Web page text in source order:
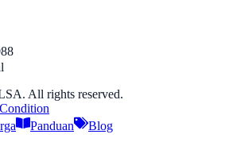
All rights reserved.
Panduan Blog